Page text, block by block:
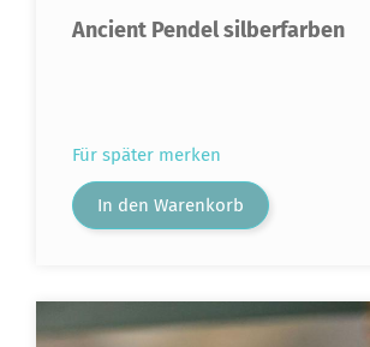
Ancient Pendel silberfarben
Für später merken
In den Warenkorb